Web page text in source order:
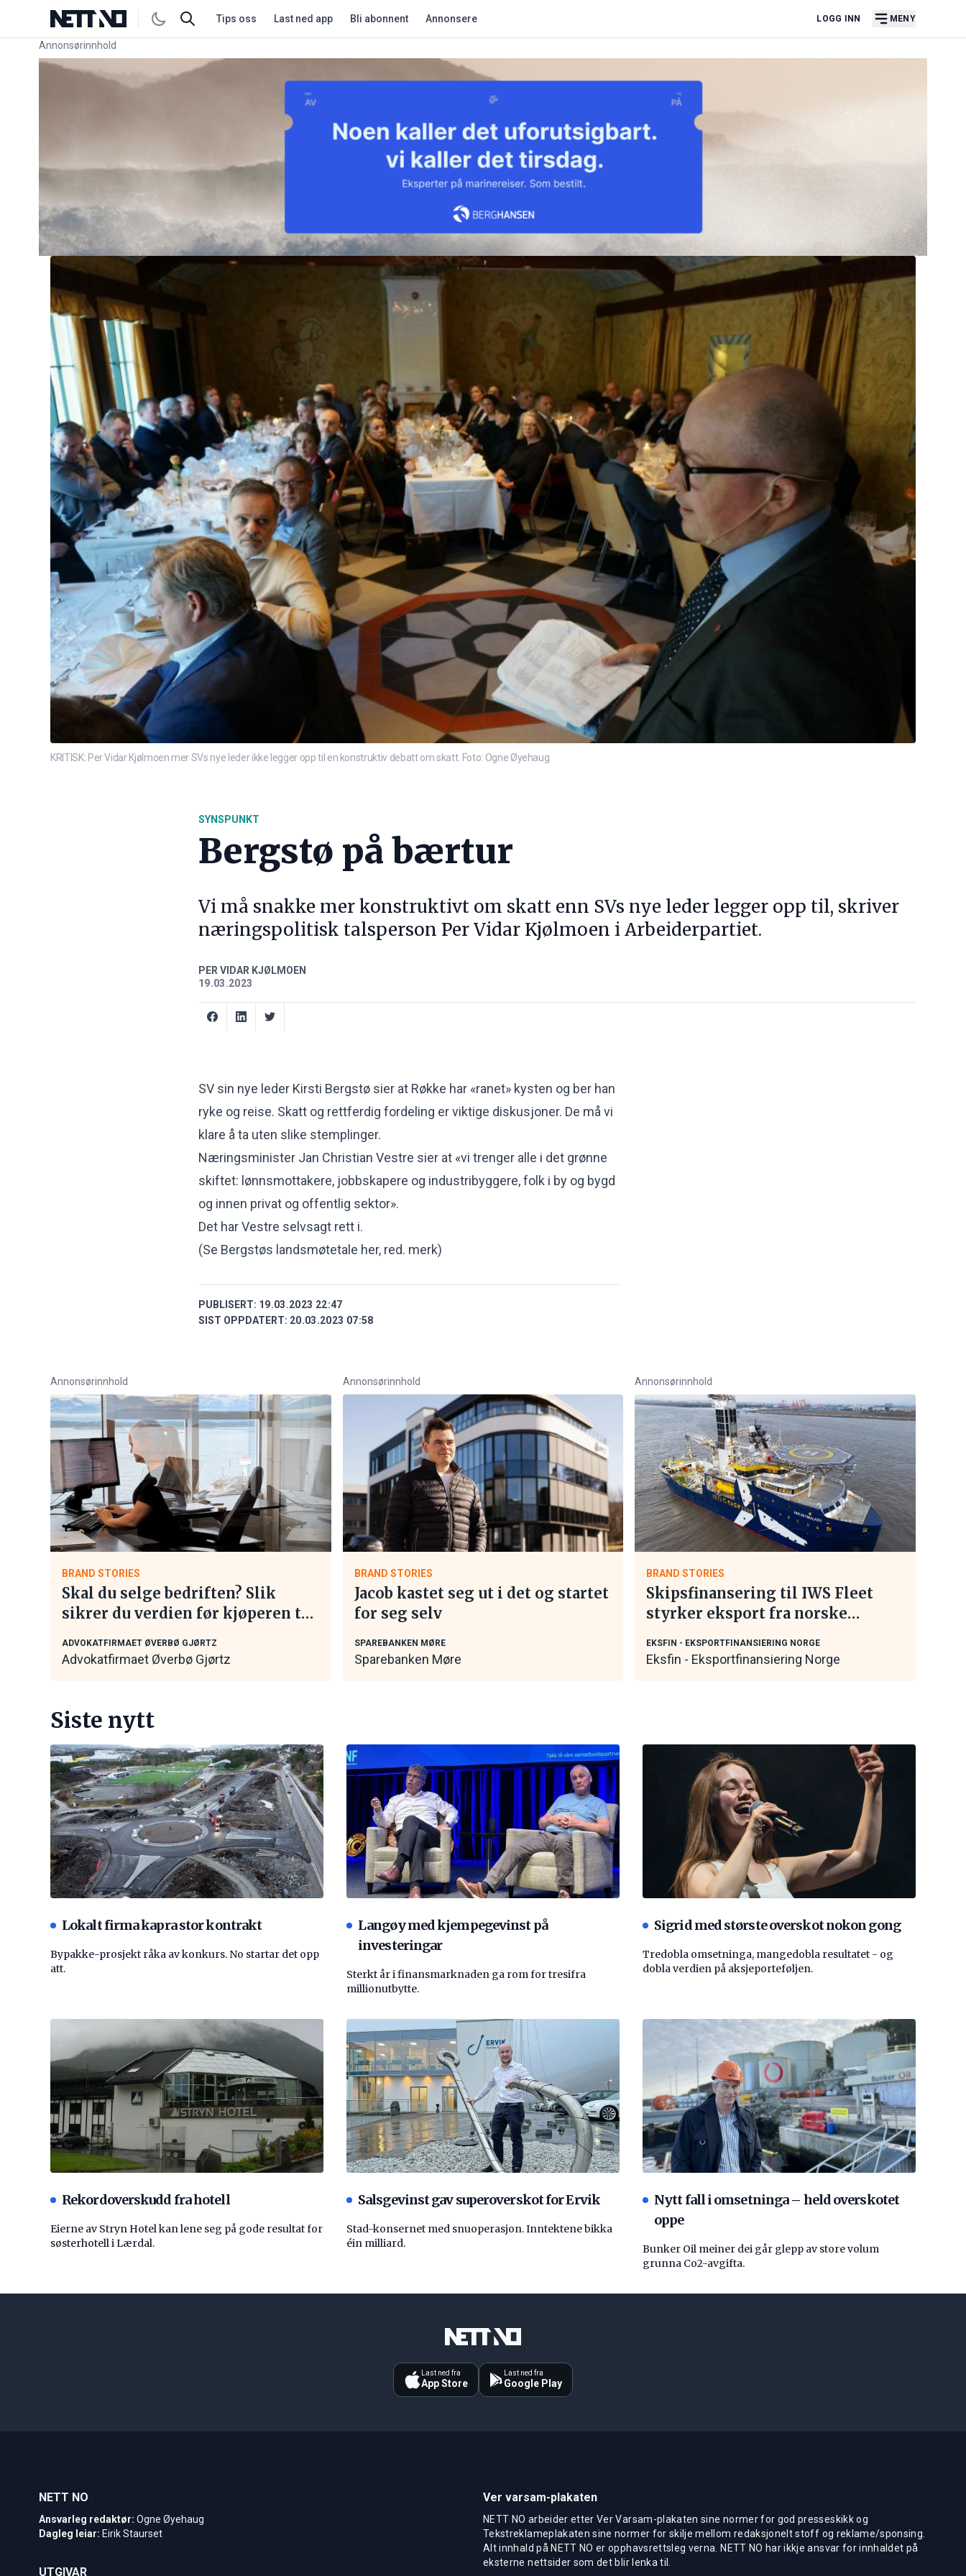
Tips oss Last ned app Bli abonnent Annonsere LOGG INN MENY
Annonsørinnhold
Link for annonse
KRITISK: Per Vidar Kjølmoen mer SVs nye leder ikke legger opp til en konstruktiv debatt om skatt. Foto: Ogne Øyehaug
SYNSPUNKT
Bergstø på bærtur
Vi må snakke mer konstruktivt om skatt enn SVs nye leder legger opp til, skriver
næringspolitisk talsperson Per Vidar Kjølmoen i Arbeiderpartiet.
PER VIDAR KJØLMOEN
19.03.2023
SV sin nye leder Kirsti Bergstø sier at Røkke har «ranet» kysten og ber han
ryke og reise. Skatt og rettferdig fordeling er viktige diskusjoner. De må vi
klare å ta uten slike stemplinger.
Næringsminister Jan Christian Vestre sier at «vi trenger alle i det grønne
skiftet: lønnsmottakere, jobbskapere og industribyggere, folk i by og bygd
og innen privat og offentlig sektor».
Det har Vestre selvsagt rett i.
(Se Bergstøs landsmøtetale her, red. merk)
PUBLISERT: 19.03.2023 22:47
SIST OPPDATERT: 20.03.2023 07:58
Annonsørinnhold
BRAND STORIES
Skal du selge bedriften? Slik
sikrer du verdien før kjøperen tar
ADVOKATFIRMAET ØVERBØ GJØRTZ
Advokatfirmaet Øverbø Gjørtz
Annonsørinnhold
BRAND STORIES
Jacob kastet seg ut i det og startet
for seg selv
SPAREBANKEN MØRE
Sparebanken Møre
Annonsørinnhold
BRAND STORIES
Skipsfinansering til IWS Fleet
styrker eksport fra norske
EKSFIN - EKSPORTFINANSIERING NORGE
Eksfin - Eksportfinansiering Norge
Siste nytt
Lokalt firma kapra stor kontrakt
Bypakke-prosjekt råka av konkurs. No startar det opp
att.
Langøy med kjempegevinst på
investeringar
Sterkt år i finansmarknaden ga rom for tresifra
millionutbytte.
Sigrid med største overskot nokon gong
Tredobla omsetninga, mangedobla resultatet - og
dobla verdien på aksjeporteføljen.
Rekordoverskudd fra hotell
Eierne av Stryn Hotel kan lene seg på gode resultat for
søsterhotell i Lærdal.
Salsgevinst gav superoverskot for Ervik
Stad-konsernet med snuoperasjon. Inntektene bikka
éin milliard.
Nytt fall i omsetninga – held overskotet
oppe
Bunker Oil meiner dei går glepp av store volum
grunna Co2-avgifta.
Last ned fra
App Store
Last ned fra
Google Play
NETT NO
Ansvarleg redaktør: Ogne Øyehaug
Dagleg leiar: Eirik Staurset
UTGIVAR
Ver varsam-plakaten
NETT NO arbeider etter Ver Varsam-plakaten sine normer for god presseskikk og
Tekstreklameplakaten sine normer for skilje mellom redaksjonelt stoff og reklame/sponsing.
Alt innhald på NETT NO er opphavsrettsleg verna. NETT NO har ikkje ansvar for innhaldet på
eksterne nettsider som det blir lenka til.